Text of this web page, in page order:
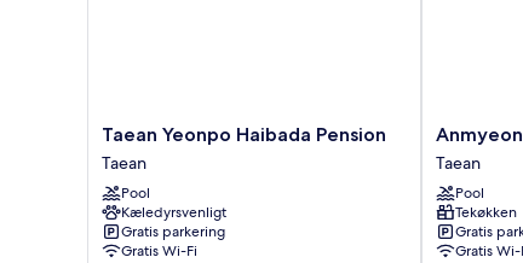
Taean
Yeonpo
Haibada
Pension
Taean
Taean Yeonpo Haibada Pension
Taean
Pool
Kæledyrsvenligt
Gratis parkering
Gratis Wi-Fi
In
You
Pension
Taean
Taean
Pool
Tekøkken
Gratis
Gratis Wi-